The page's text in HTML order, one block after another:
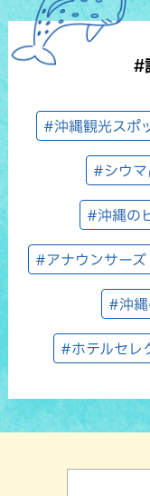
#
#沖縄観光スポ
#シウマ
#沖縄の
#アナウンサーズ
#沖縄
#ホテルセレ